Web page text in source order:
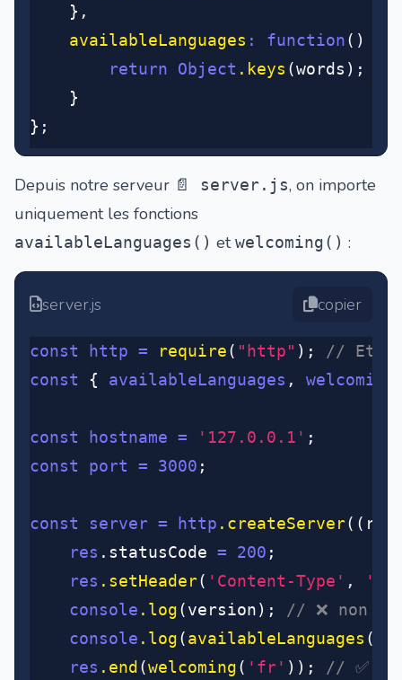
	}
,
	availableLanguages
: function() {
		return
Object .keys (words);
	}
};
Depuis notre serveur 📄 server.js, on importe
uniquement les fonctions
availableLanguages() etwelcoming() :
server.js copier
const http = require( "http" ); // Et
const { availableLanguages , welcoming
const hostname = '127.0.0.1' ;
const port = 3000 ;
const server = http .createServer((req
	res
.statusCode = 200 ;
	res
.setHeader( 'Content-Type' ,
	console
.log(version); // ❌ non
	console
.log(availableLanguages
	res
.end(welcoming( 'fr' )); // ✅